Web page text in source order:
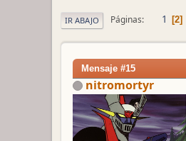
IR ABAJO Páginas 1 2
Mensaje #15
nitromortyr